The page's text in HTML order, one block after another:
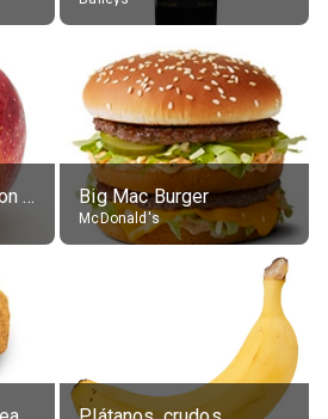
Manzanas, crudas, con piel Big Mac Burger
McDonald's